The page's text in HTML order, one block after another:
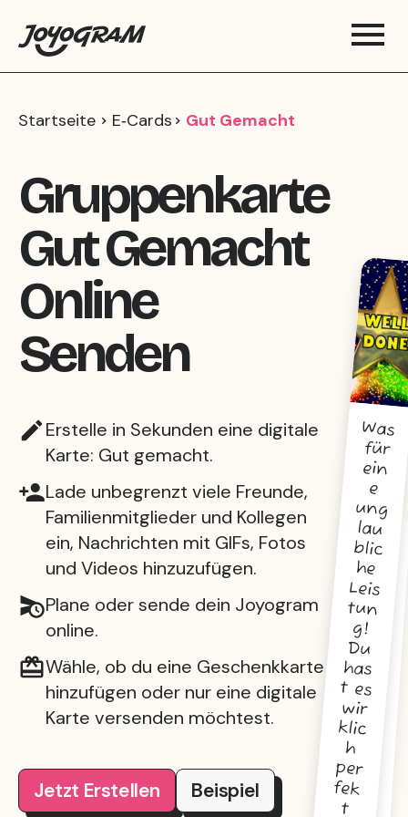
Startseite E‑Cards Gut Gemacht
Gruppenkarte
Gut Gemacht
Online
Senden
Erstelle in Sekunden eine digitale
Karte: Gut gemacht.
Lade unbegrenzt viele Freunde,
Familienmitglieder und Kollegen
ein, Nachrichten mit GIFs, Fotos
und Videos hinzuzufügen.
Plane oder sende dein Joyogram
online.
Wähle, ob du eine Geschenkkarte
hinzufügen oder nur eine digitale
Karte versenden möchtest.
Jetzt Erstellen Beispiel
Was
für
ein
e
ung
lau
blic
he
Leis
tun
g!
Du
has
t es
wir
klic
h
per
fek
t
Toll
Fa
nt
as
tis
ch
e
Ar
bei
t!
Du
ha
st
dir
die